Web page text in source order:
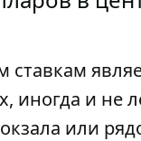
иногда и не
или